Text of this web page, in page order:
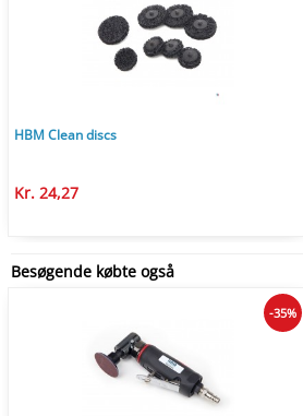
HBM Clean discs
Kr. 24,27
Besøgende købte også
-35%